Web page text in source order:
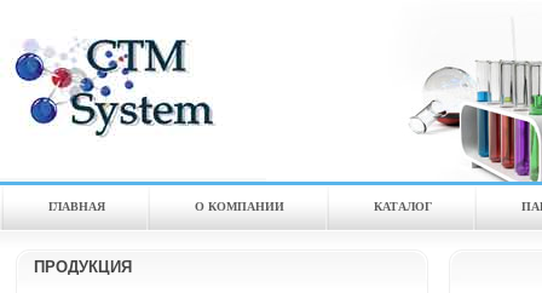
ГЛАВНАЯ О КОМПАНИИ КАТАЛOГ
ПРОДУКЦИЯ